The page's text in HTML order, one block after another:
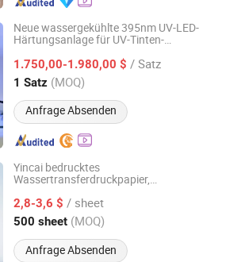
Neue wassergekühlte 395nm UV-LED-
Härtungsanlage für UV-Tinten-
1.750,00-1.980,00 $ / Satz
1 Satz (MOQ)
Anfrage Absenden
Co., Ltd
Seit 2025
Yincai bedrucktes
Wassertransferdruckpapier,
Glasbehälter Trinkflasche
2,8-3,6 $ / sheet
500 sheet (MOQ)
Anfrage Absenden
& Technology Co., Ltd.
Seit 2021